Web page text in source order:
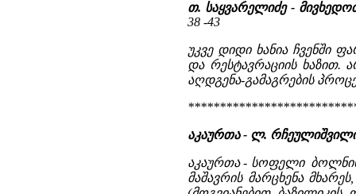
თ. საყვარელიძე -
38 -43
უკვე დიდი ხანია ჩვენში
და რესტავრაციის ხაზით.
აღდგენა-გამაგრების
აკაურთა - ლ.
აკაურთა - სოფელი
მაშავრის მარცხენა